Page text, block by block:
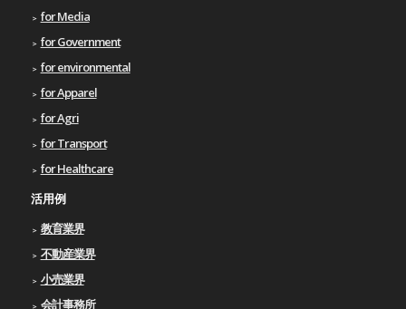
for Media
for Government
for environmental
for Apparel
for Agri
for Transport
for Healthcare
活用例
教育業界
不動産業界
小売業界
会計事務所